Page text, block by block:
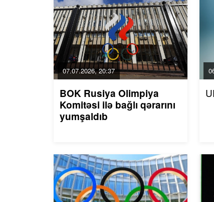
07.07.2026, 20:37
BOK Rusiya Olimpiya
Komitəsi ilə bağlı qərarını
yumşaldıb